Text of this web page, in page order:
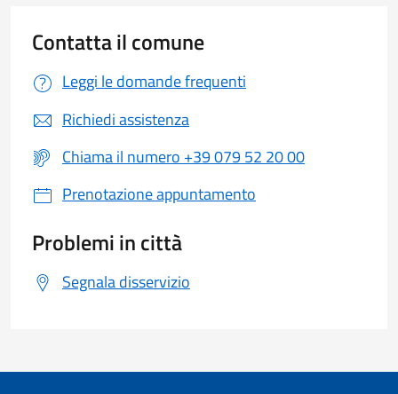
Contatta il comune
Leggi le domande frequenti
Richiedi assistenza
Chiama il numero +39 079 52 20 00
Prenotazione appuntamento
Problemi in città
Segnala disservizio